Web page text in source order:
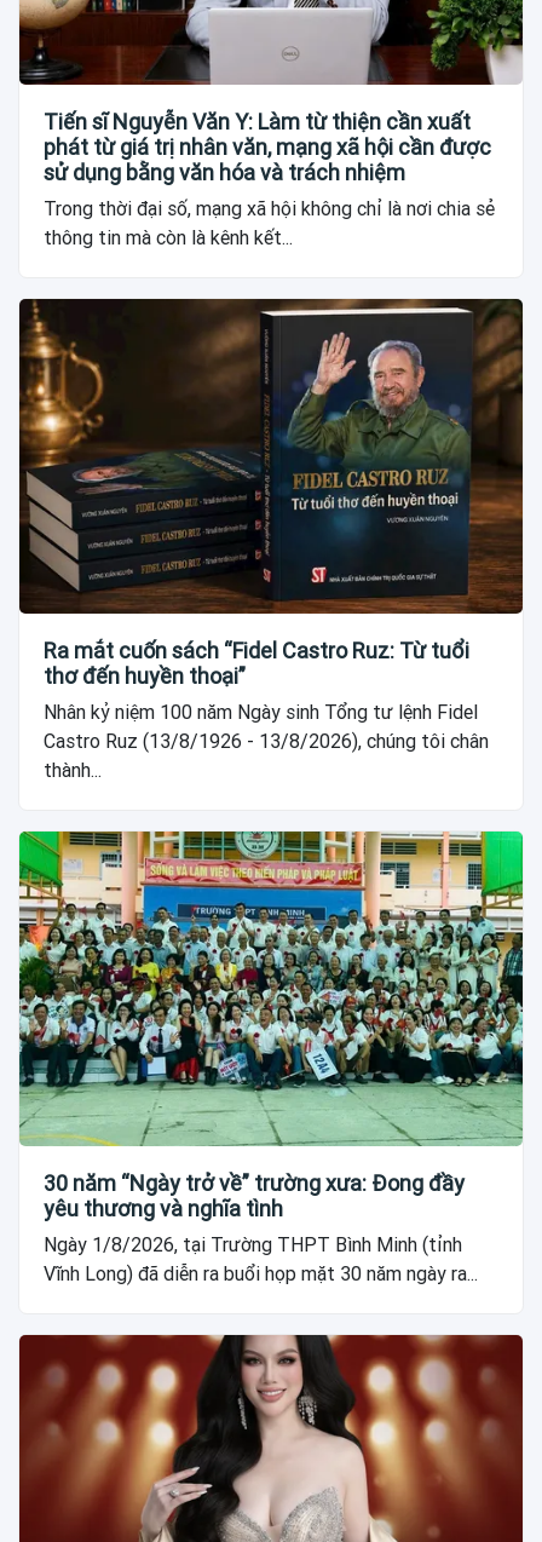
Tiến sĩ Nguyễn Văn Y: Làm từ thiện cần xuất
phát từ giá trị nhân văn, mạng xã hội cần được
sử dụng bằng văn hóa và trách nhiệm
Trong thời đại số, mạng xã hội không chỉ là nơi chia sẻ
thông tin mà còn là kênh kết...
Ra mắt cuốn sách “Fidel Castro Ruz: Từ tuổi
thơ đến huyền thoại”
Nhân kỷ niệm 100 năm Ngày sinh Tổng tư lệnh Fidel
Castro Ruz (13/8/1926 - 13/8/2026), chúng tôi chân
thành...
30 năm “Ngày trở về” trường xưa: Đong đầy
yêu thương và nghĩa tình
Ngày 1/8/2026, tại Trường THPT Bình Minh (tỉnh
Vĩnh Long) đã diễn ra buổi họp mặt 30 năm ngày ra...